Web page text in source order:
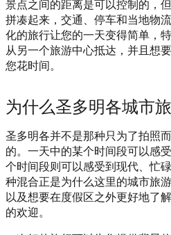
景点之间的距离是可以控制的，
拼凑起来，交通、停车和当地物
化的旅行让您的一天变得简单，
从另一个旅游中心抵达，并且想
您花时间。
为什么圣多明各城市
圣多明各并不是那种只为了拍照
的。一天中的某个时间段可以感
个时间段则可以感受到现代、忙
种混合正是为什么这里的城市旅
以及想要在度假区之外更好地了
的欢迎。